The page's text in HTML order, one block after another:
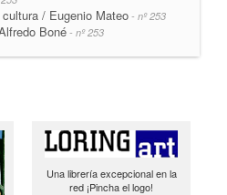
/ Eugenio Mateo - nº 253
Boné - nº 253
Una librería excepcional en la
red ¡Pincha el logo!